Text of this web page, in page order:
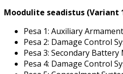
Moodulite seadistus (Variant
Pesa 1: Auxiliary
Pesa 2: Damage Control
Pesa 3: Secondary Battery
Pesa 4: Damage Control